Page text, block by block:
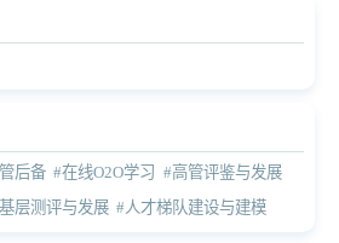
后备 #在线O2O学习 #高管评鉴与发展
层测评与发展 #人才梯队建设与建模